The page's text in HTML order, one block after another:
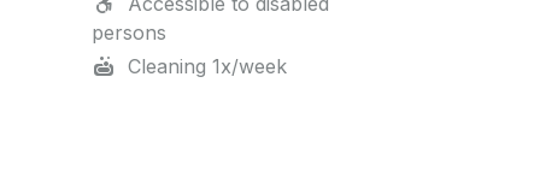
persons
Cleaning 1x/week